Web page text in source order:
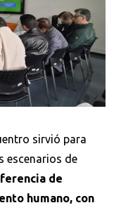
sirvió para
escenarios de
de
humano, con